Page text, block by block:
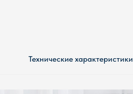
Технические характеристики